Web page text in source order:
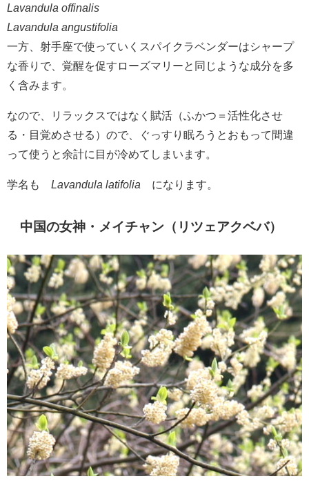
Lavandula offinalis
Lavandula angustifolia
一方、射手座で使っていくスパイクラベンダーはシャープ
な香りで、覚醒を促すローズマリーと同じような成分を多
く含みます。
なので、リラックスではなく賦活（ふかつ＝活性化させ
る・目覚めさせる）ので、ぐっすり眠ろうとおもって間違
って使うと余計に目が冷めてしまいます。
学名も Lavandula latifolia になります。
中国の女神・メイチャン（リツェアクベバ）